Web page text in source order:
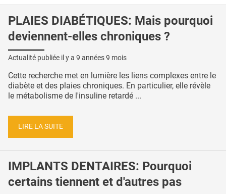
PLAIES DIABÉTIQUES: Mais pourquoi
deviennent-elles chroniques ?
Actualité publiée il y a 9 années 9 mois
Cette recherche met en lumière les liens complexes entre le
diabète et des plaies chroniques. En particulier, elle révèle
le métabolisme de l'insuline retardé ...
LIRE LA SUITE
IMPLANTS DENTAIRES: Pourquoi
certains tiennent et d'autres pas